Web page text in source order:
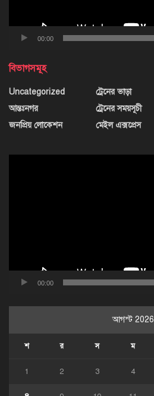
00:00
বিভাগসমূহ
Uncategorized
আন্তঃনগর
জনপ্রিয় লোকেশন
ট্রেনের ভাড়া
ট্রেনের সময়সূচী
মেইল এক্সপ্রেস
00:00
আগস্ট 2026
শ র স ম
1 2 3 4